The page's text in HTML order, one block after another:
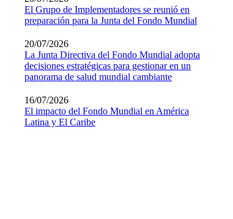
El Grupo de Implementadores se reunió en
preparación para la Junta del Fondo Mundial
20/07/2026
La Junta Directiva del Fondo Mundial adopta
decisiones estratégicas para gestionar en un
panorama de salud mundial cambiante
16/07/2026
El impacto del Fondo Mundial en América
Latina y El Caribe